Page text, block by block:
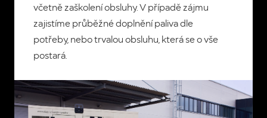
včetně zaškolení obsluhy.V případě zájmu
zajistíme průběžné doplnění paliva dle
potřeby, nebo trvalou obsluhu, která se o vše
postará.